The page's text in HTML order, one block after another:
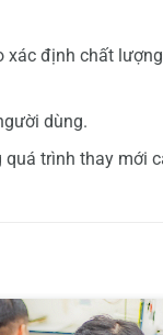
định chất
dùng.
trình thay mới